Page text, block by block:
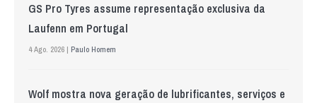
GS Pro Tyres assume representação exclusiva da
Laufenn em Portugal
4 Ago. 2026 | Paulo Homem
Wolf mostra nova geração de lubrificantes, serviços e